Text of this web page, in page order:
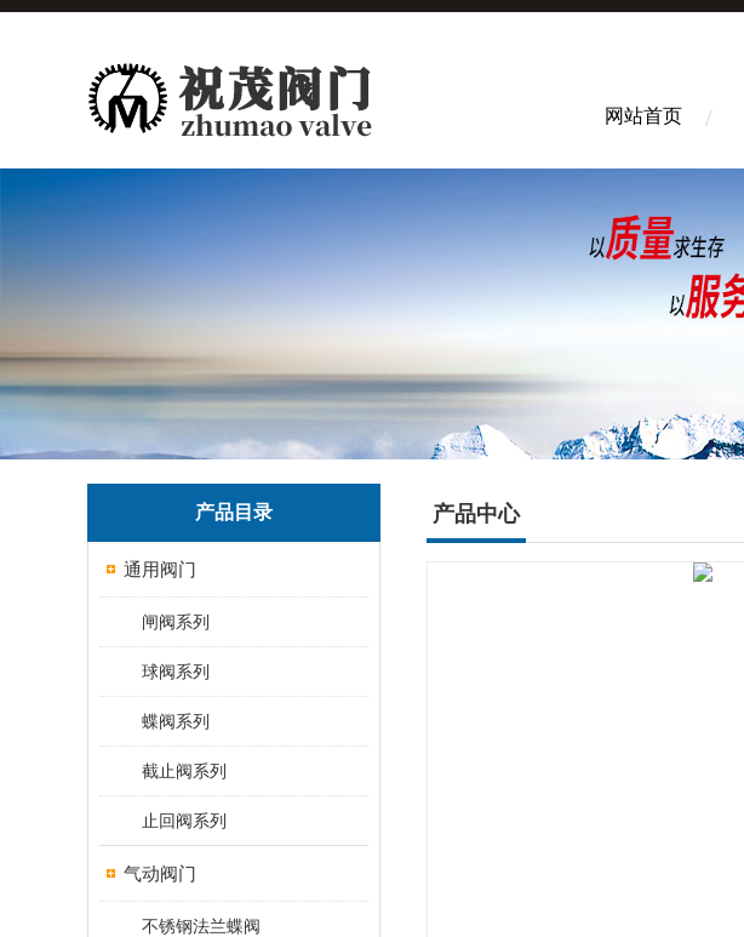
网站首页
产品目录
通用阀门
闸阀系列
球阀系列
蝶阀系列
截止阀系列
止回阀系列
气动阀门
不锈钢法兰蝶阀
产品中心